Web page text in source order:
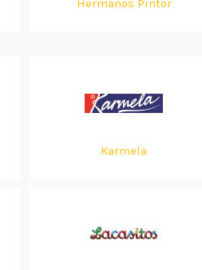
Hermanos Pintor
Karmela